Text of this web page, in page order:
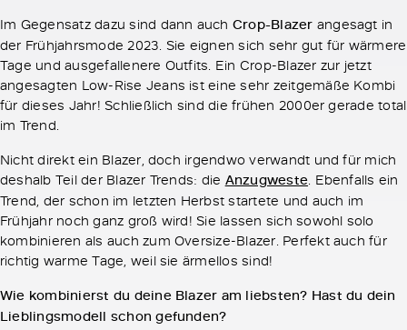
Im Gegensatz dazu sind dann auch Crop-Blazer angesagt in
der Frühjahrsmode 2023. Sie eignen sich sehr gut für wärmere
Tage und ausgefallenere Outfits. Ein Crop-Blazer zur jetzt
angesagten Low-Rise Jeans ist eine sehr zeitgemäße Kombi
für dieses Jahr! Schließlich sind die frühen 2000er gerade total
im Trend.
Nicht direkt ein Blazer, doch irgendwo verwandt und für mich
deshalb Teil der Blazer Trends: die Anzugweste. Ebenfalls ein
Trend, der schon im letzten Herbst startete und auch im
Frühjahr noch ganz groß wird! Sie lassen sich sowohl solo
kombinieren als auch zum Oversize-Blazer. Perfekt auch für
richtig warme Tage, weil sie ärmellos sind!
Wie kombinierst du deine Blazer am liebsten? Hast du dein
Lieblingsmodell schon gefunden?